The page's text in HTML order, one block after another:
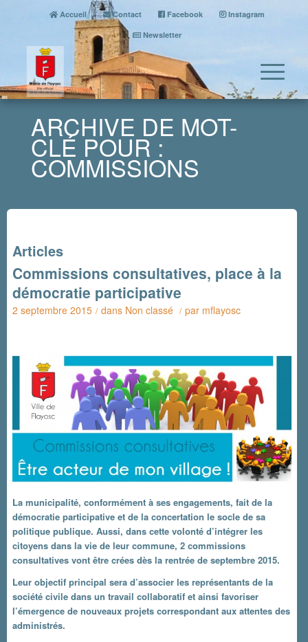
Accueil Contact Facebook
Instagram
Newsletter
ARCHIVE DE MOT-
CLÉ POUR :
COMMISSIONS
Articles
Commissions consultatives, place à la
démocratie participative
2 septembre 2015 / dans Non classé / par mflayosc
La municipalité, conformément à ses engagements, fait de la
démocratie participative et de la concertation le socle de sa
politique publique. Aussi, dans cette volonté d’intégrer les
citoyens dans la vie de leur commune, 2 commissions
consultatives vont être crées dès la rentrée de septembre 2015.
Leur objectif principal sera d’associer les représentants de la
société civile dans un travail collaboratif et ainsi favoriser
l’émergence de nouveaux projets correspondant aux attentes des
administrés.